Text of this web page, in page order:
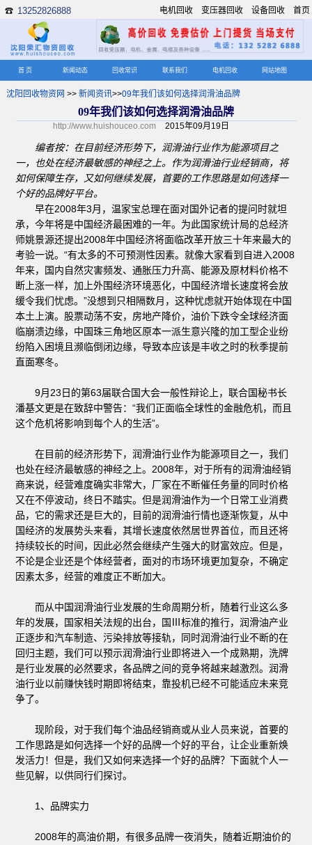
☎ 13252826888 首页
设备回收
变压器回收
电机回收
首 页 新闻动态 回收常识 联系我们 电机回收 网站地图
沈阳回收物资网 >> 新闻资讯>>09年我们该如何选择润滑油品牌
09年我们该如何选择润滑油品牌
http://www.huishouceo.com 2015年09月19日
编者按：在目前经济形势下，润滑油行业作为能源项目之
一，也处在经济最敏感的神经之上。作为润滑油行业经销商，将
如何保障生存，又如何继续发展，首要的工作思路是如何选择一
个好的品牌好平台。
早在2008年3月，温家宝总理在面对国外记者的提问时就坦
承，今年将是中国经济最困难的一年。为此国家统计局的总经济
师姚景源还提出2008年中国经济将面临改革开放三十年来最大的
考验一说。“有太多的不可预测性因素。就像大家看到自进入2008
年来，国内自然灾害频发、通胀压力升高、能源及原材料价格不
断上涨一样，加上外围经济环境恶化，中国经济增长速度将会放
缓令我们忧虑。”没想到只相隔数月，这种忧虑就开始体现在中国
本土上演。股票动荡不安，房地产降价，油价下跌令全球经济面
临崩溃边缘，中国珠三角地区原本一派生意兴隆的加工型企业纷
纷陷入困境且濒临倒闭边缘，导致本应该是丰收之时的秋季提前
直面寒冬。
9月23日的第63届联合国大会一般性辩论上，联合国秘书长
潘基文更是在致辞中警告：“我们正面临全球性的金融危机，而且
这个危机将影响到每个人的生活”。
在目前的经济形势下，润滑油行业作为能源项目之一，我们
也处在经济最敏感的神经之上。2008年，对于所有的润滑油经销
商来说，经营难度确实非常大，厂家在不断催任务量的同时价格
又在不停波动，终日不踏实。但是润滑油作为一个日常工业消费
品，它的需求还是巨大的，目前的润滑油行情也逐渐恢复，从中
国经济的发展势头来看，其增长速度依然居世界首位，而且还将
持续较长的时间，因此必然会继续产生强大的财富效应。但是，
不论是企业还是个体经营者，面对的市场环境更加复杂，不确定
因素太多，经营的难度正不断加大。
而从中国润滑油行业发展的生命周期分析，随着行业这么多
年的发展，国家相关法规的出台，国Ⅲ标准的推行，润滑油产业
正逐步和汽车制造、污染排放等接轨，同时润滑油行业不断的在
回归主题，我们可以预示润滑油行业即将进入一个成熟期，洗牌
是行业发展的必然要求，各品牌之间的竞争将越来越激烈。润滑
油行业以前赚快钱时期即将结束，靠投机已经不可能适应未来竞
争了。
现阶段，对于我们每个油品经销商或从业人员来说，首要的
工作思路是如何选择一个好的品牌一个好的平台，让企业重新焕
发活力！但是，我们又如何来选择一个好的品牌？下面就个人一
些见解，以供同行们探讨。
1、品牌实力
2008年的高油价期，有很多品牌一夜消失，随着近期油价的